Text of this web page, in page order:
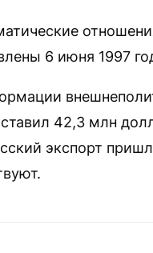
6 июня 1997
42,3 млн
экспорт